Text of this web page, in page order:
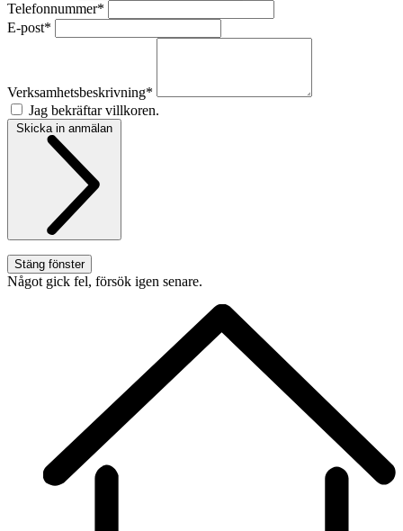
Telefonnummer*
E-post*
Verksamhetsbeskrivning*
Jag bekräftar villkoren.
Skicka in anmälan
Stäng fönster
Något gick fel, försök igen senare.